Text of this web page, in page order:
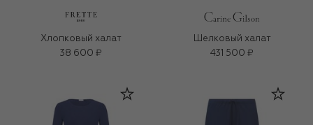
Хлопковый халат
38 600 ₽
Шелковый халат
431 500 ₽